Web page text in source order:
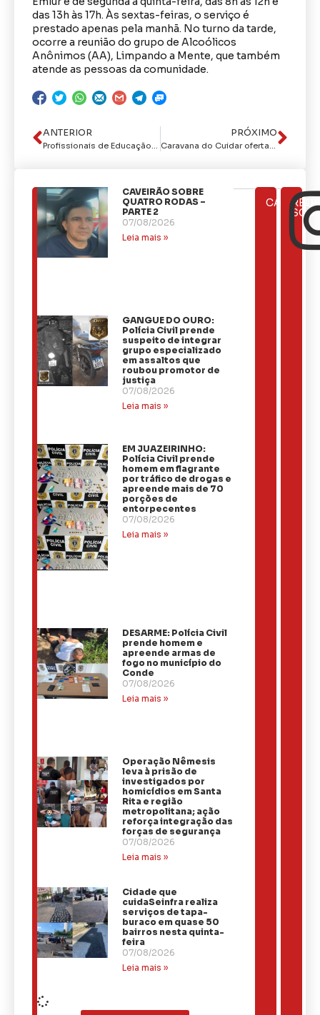
das 13h às 17h. Às sextas-feiras, o serviço é
prestado apenas pela manhã. No turno da tarde,
ocorre a reunião do grupo de Alcoólicos
Anônimos (AA), Limpando a Mente, que também
atende as pessoas da comunidade.
ANTERIOR
Profissionais de Educação Física desempenham papel fundamental para prevenção e promoção da saúde
PRÓXIMO
Caravana do Cuidar oferta diversos serviços para os moradores da Comunidade Laranjeiras
ÚLTIMAS
NOTÍCIAS
CAVEIRÃO SOBRE
QUATRO RODAS –
PARTE 2
07/08/2026
Leia mais »
GANGUE DO OURO:
Polícia Civil prende
suspeito de integrar
grupo especializado
em assaltos que
roubou promotor de
justiça
07/08/2026
Leia mais »
EM JUAZEIRINHO:
Polícia Civil prende
homem em flagrante
por tráfico de drogas e
apreende mais de 70
porções de
entorpecentes
07/08/2026
Leia mais »
DESARME: Polícia Civil
prende homem e
apreende armas de
fogo no município do
Conde
07/08/2026
Leia mais »
Operação Nêmesis
leva à prisão de
investigados por
homicídios em Santa
Rita e região
metropolitana; ação
reforça integração das
forças de segurança
07/08/2026
Leia mais »
Cidade que
cuidaSeinfra realiza
serviços de tapa-
buraco em quase 50
bairros nesta quinta-
feira
07/08/2026
Leia mais »